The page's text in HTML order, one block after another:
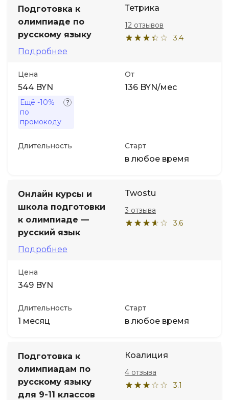
Подготовка к
олимпиаде по
русскому языку
Подробнее
Тетрика
3.4
12 отзывов
Цена
544 BYN
Ещё -10%
по
промокоду
От
136 BYN/мес
Длительность Старт
в любое время
Онлайн курсы и
школа подготовки
к олимпиаде —
русский язык
Подробнее
Twostu
3.6
3 отзыва
Цена
349 BYN
Длительность
1 месяц
Старт
в любое время
Подготовка к
олимпиадам по
русскому языку
для 9-11 классов
Коалиция
3.1
4 отзыва